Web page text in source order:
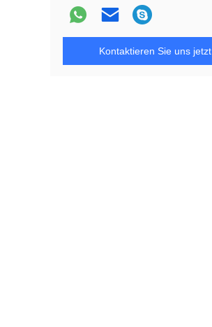
Kontaktieren Sie uns jetzt